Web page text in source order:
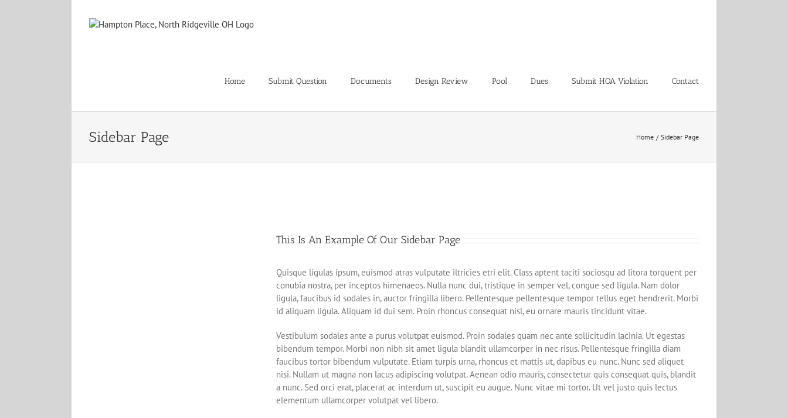
Home Submit Question Documents Design Review Pool Dues Submit HOA Violation Contact
Sidebar Page Home Sidebar Page
This Is An Example Of Our Sidebar Page
Quisque ligulas ipsum, euismod atras vulputate iltricies etri elit. Class aptent taciti sociosqu ad litora torquent per
conubia nostra, per inceptos himenaeos. Nulla nunc dui, tristique in semper vel, congue sed ligula. Nam dolor
ligula, faucibus id sodales in, auctor fringilla libero. Pellentesque pellentesque tempor tellus eget hendrerit. Morbi
id aliquam ligula. Aliquam id dui sem. Proin rhoncus consequat nisl, eu ornare mauris tincidunt vitae.
Vestibulum sodales ante a purus volutpat euismod. Proin sodales quam nec ante sollicitudin lacinia. Ut egestas
bibendum tempor. Morbi non nibh sit amet ligula blandit ullamcorper in nec risus. Pellentesque fringilla diam
faucibus tortor bibendum vulputate. Etiam turpis urna, rhoncus et mattis ut, dapibus eu nunc. Nunc sed aliquet
nisi. Nullam ut magna non lacus adipiscing volutpat. Aenean odio mauris, consectetur quis consequat quis, blandit
a nunc. Sed orci erat, placerat ac interdum ut, suscipit eu augue. Nunc vitae mi tortor. Ut vel justo quis lectus
elementum ullamcorper volutpat vel libero.